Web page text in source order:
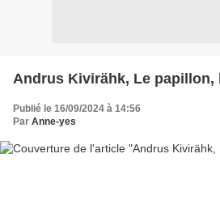
Andrus Kivirähk, Le papillon,
Publié le 16/09/2024 à 14:56
Par Anne-yes